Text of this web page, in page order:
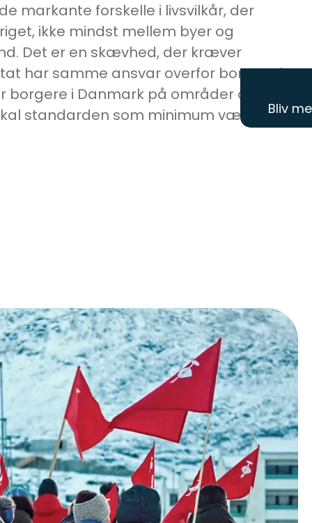
Bliv
markante forskelle i livsvilkår, der
ikke mindst mellem byer og
Det er en skævhed, der kræver
har samme ansvar overfor borgere i
borgere i Danmark på områder der ikke
standarden som minimum være ens.